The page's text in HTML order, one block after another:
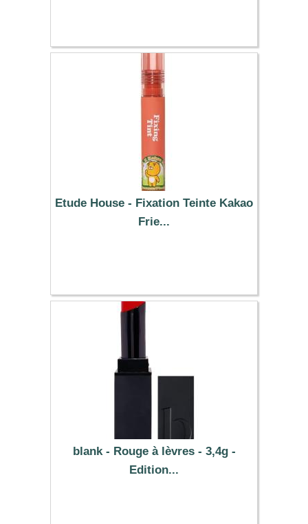
Etude House - Fixation Teinte Kakao
Frie...
blank - Rouge à lèvres - 3,4g -
Edition...